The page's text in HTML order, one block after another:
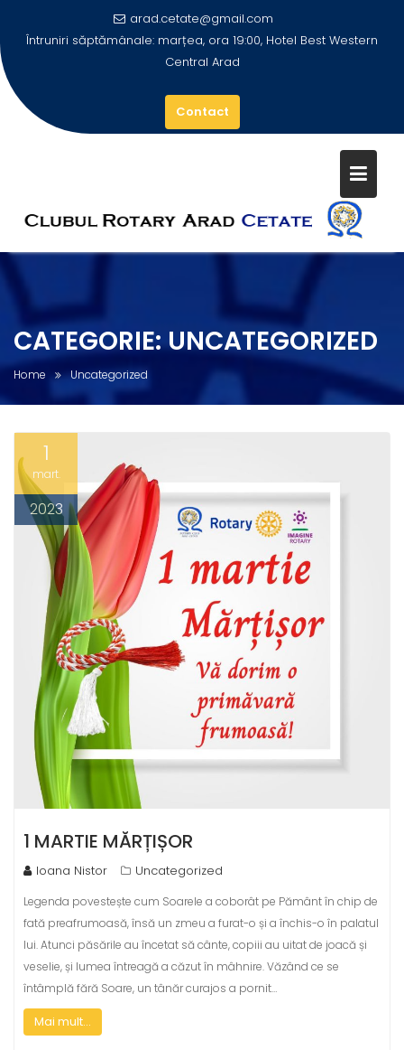
arad.cetate@gmail.com
Întruniri săptămânale: marțea, ora 19:00, Hotel Best Western
Central Arad
Contact
CATEGORIE:UNCATEGORIZED
Home Uncategorized
1
mart.
2023
1 MARTIE MĂRȚIȘOR
Ioana Nistor Uncategorized
Legenda povestește cum Soarele a coborât pe Pământ în chip de
fată preafrumoasă, însă un zmeu a furat-o și a închis-o în palatul
lui. Atunci păsările au încetat să cânte, copiii au uitat de joacă și
veselie, și lumea întreagă a căzut în mâhnire. Văzând ce se
întâmplă fără Soare, un tânăr curajos a pornit…
Mai mult...